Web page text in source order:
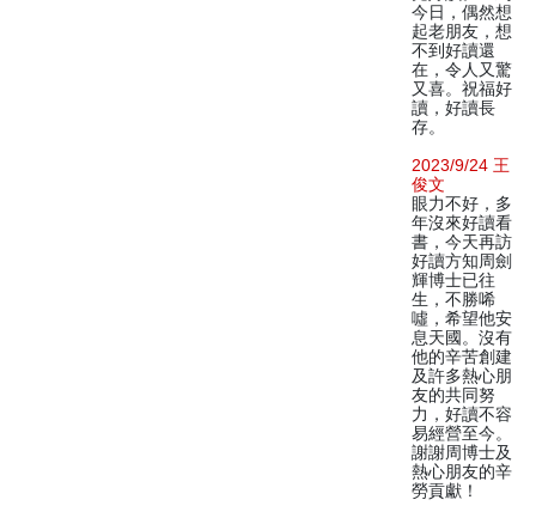
今日，偶然想
起老朋友，想
不到好讀還
在，令人又驚
又喜。祝福好
讀，好讀長
存。
2023/9/24 王
俊文
眼力不好，多
年沒來好讀看
書，今天再訪
好讀方知周劍
輝博士已往
生，不勝唏
噓，希望他安
息天國。沒有
他的辛苦創建
及許多熱心朋
友的共同努
力，好讀不容
易經營至今。
謝謝周博士及
熱心朋友的辛
勞貢獻！